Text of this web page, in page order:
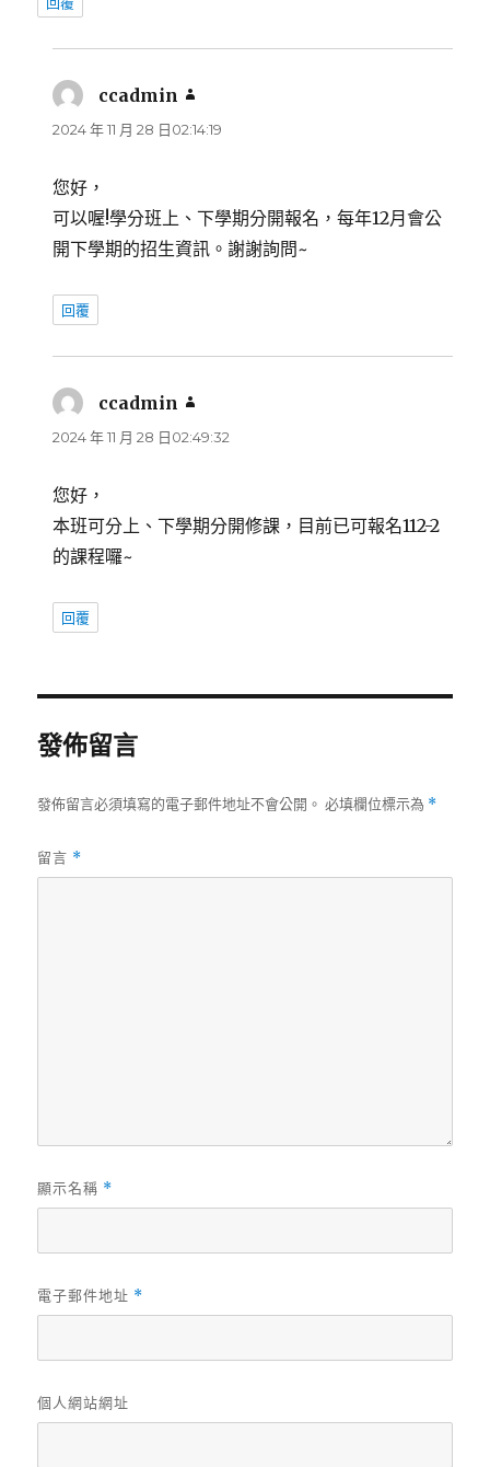
ccadmin
示:
2024 年 11 月 28 日02:14:19
您好，
可以喔!學分班上、下學期分開報名，每年12月會公
開下學期的招生資訊。謝謝詢問~
回覆
ccadmin
示:
2024 年 11 月 28 日02:49:32
您好，
本班可分上、下學期分開修課，目前已可報名112-2
的課程囉~
回覆
發佈留言
發佈留言必須填寫的電子郵件地址不會公開。 必填欄位標示為 *
留言 *
顯示名稱 *
電子郵件地址 *
個人網站網址